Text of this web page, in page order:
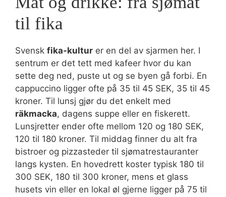
til fika
Svensk fika-kultur er en del av sjarmen her. I
sentrum er det tett med kafeer hvor du kan
sette deg ned, puste ut og se byen gå forbi. En
cappuccino ligger ofte på 35 til 45 SEK, 35 til 45
kroner. Til lunsj gjør du det enkelt med
räkmacka, dagens suppe eller en fiskerett.
Lunsjretter ender ofte mellom 120 og 180 SEK,
120 til 180 kroner. Til middag finner du alt fra
bistroer og pizzasteder til sjømatrestauranter
langs kysten. En hovedrett koster typisk 180 til
300 SEK, 180 til 300 kroner, mens et glass
husets vin eller en lokal øl gjerne ligger på 75 til